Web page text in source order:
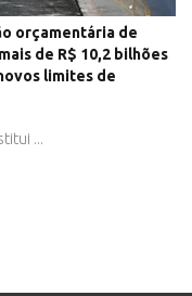
orçamentária de
de R$ 10,2 bilhões
limites de
...